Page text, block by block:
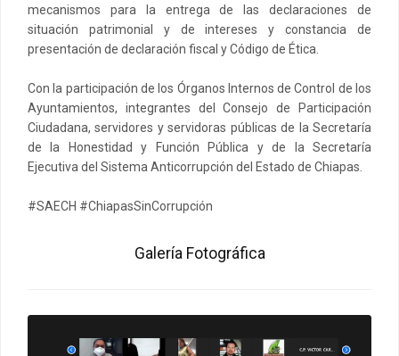
mecanismos para la entrega de las declaraciones de
situación patrimonial y de intereses y constancia de
presentación de declaración fiscal y Código de Ética.
Con la participación de los Órganos Internos de Control de los
Ayuntamientos, integrantes del Consejo de Participación
Ciudadana, servidores y servidoras públicas de la Secretaría
de la Honestidad y Función Pública y de la Secretaría
Ejecutiva del Sistema Anticorrupción del Estado de Chiapas.
#SAECH #ChiapasSinCorrupción
Galería Fotográfica